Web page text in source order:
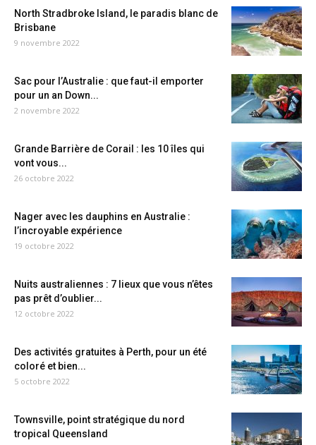
North Stradbroke Island, le paradis blanc de
Brisbane
9 novembre 2022
Sac pour l’Australie : que faut-il emporter
pour un an Down...
2 novembre 2022
Grande Barrière de Corail : les 10 îles qui
vont vous...
26 octobre 2022
Nager avec les dauphins en Australie :
l’incroyable expérience
19 octobre 2022
Nuits australiennes : 7 lieux que vous n’êtes
pas prêt d’oublier...
12 octobre 2022
Des activités gratuites à Perth, pour un été
coloré et bien...
5 octobre 2022
Townsville, point stratégique du nord
tropical Queensland